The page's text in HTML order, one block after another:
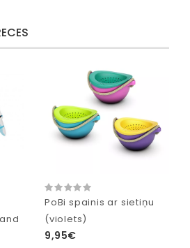
PoBi spainis ar sietiņu
(violets)
9,95€